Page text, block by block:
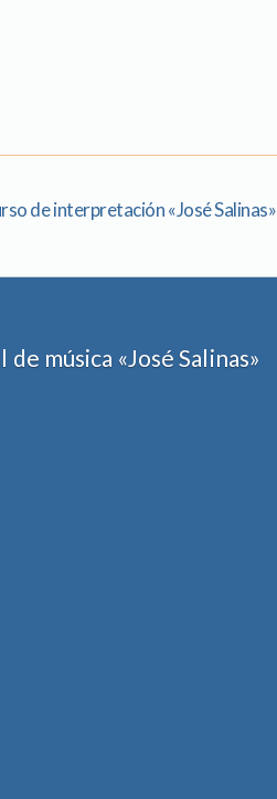
de interpretación «José Salinas»
música «José Salinas»